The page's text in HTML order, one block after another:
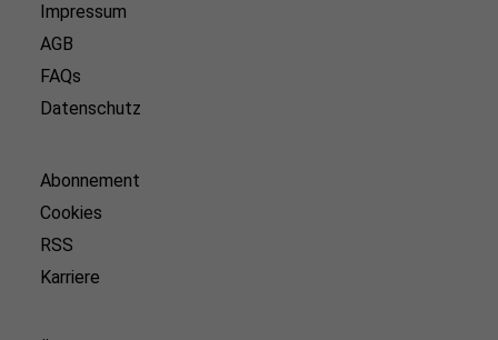
Impressum
AGB
FAQs
Datenschutz
Abonnement
Cookies
RSS
Karriere